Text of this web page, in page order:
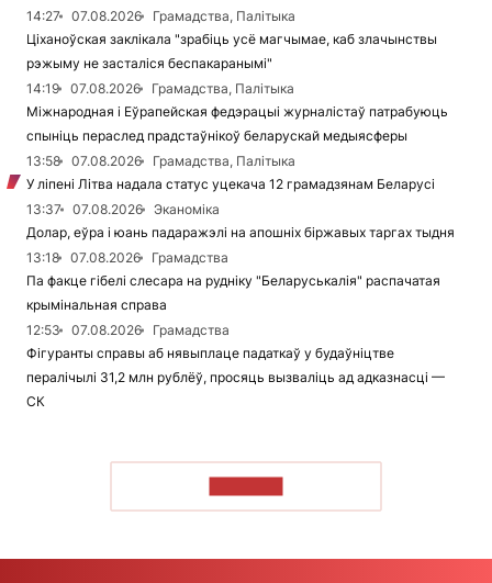
14:27
07.08.2026
Грамадства, Палітыка
Ціханоўская заклікала "зрабіць усё магчымае, каб злачынствы
рэжыму не засталіся беспакаранымі"
14:19
07.08.2026
Грамадства, Палітыка
Міжнародная і Еўрапейская федэрацыі журналістаў патрабуюць
спыніць пераслед прадстаўнікоў беларускай медыясферы
13:58
07.08.2026
Грамадства, Палітыка
У ліпені Літва надала статус уцекача 12 грамадзянам Беларусі
13:37
07.08.2026
Эканоміка
Долар, еўра і юань падаражэлі на апошніх біржавых таргах тыдня
13:18
07.08.2026
Грамадства
Па факце гібелі слесара на рудніку "Беларуськалія" распачатая
крымінальная справа
12:53
07.08.2026
Грамадства
Фігуранты справы аб нявыплаце падаткаў у будаўніцтве
пералічылі 31,2 млн рублёў, просяць вызваліць ад адказнасці —
СК